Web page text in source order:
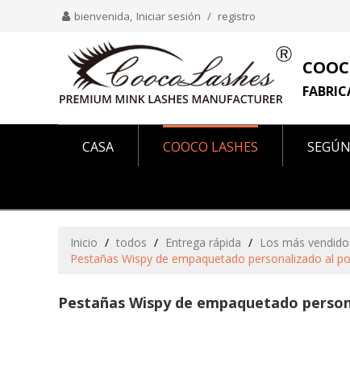
bienvenida, Iniciar sesión / registro
CASA COOCO LASHES
Inicio / todos / Entrega rápida / Los más
Pestañas Wispy de empaquetado personalizado al
Pestañas Wispy de empaquetado